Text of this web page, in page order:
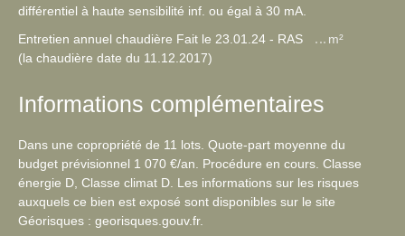
différentiel à haute sensibilité inf. ou égal à 30 mA.
Entretien annuel chaudière Fait le 23.01.24 - RAS
(la chaudière date du 11.12.2017)
m²
Informations complémentaires
Dans une copropriété de 11 lots. Quote-part moyenne du
budget prévisionnel 1 070 €/an. Procédure en cours. Classe
énergie D, Classe climat D. Les informations sur les risques
auxquels ce bien est exposé sont disponibles sur le site
Géorisques : georisques.gouv.fr.